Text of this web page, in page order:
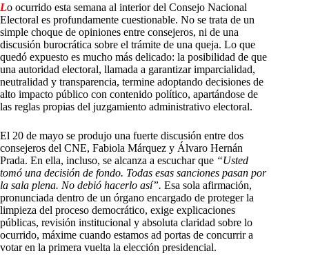
Lo ocurrido esta semana al interior del Consejo Nacional
Electoral es profundamente cuestionable. No se trata de un
simple choque de opiniones entre consejeros, ni de una
discusión burocrática sobre el trámite de una queja. Lo que
quedó expuesto es mucho más delicado: la posibilidad de que
una autoridad electoral, llamada a garantizar imparcialidad,
neutralidad y transparencia, termine adoptando decisiones de
alto impacto público con contenido político, apartándose de
las reglas propias del juzgamiento administrativo electoral.
El 20 de mayo se produjo una fuerte discusión entre dos
consejeros del CNE, Fabiola Márquez y Álvaro Hernán
Prada. En ella, incluso, se alcanza a escuchar que “Usted
tomó una decisión de fondo. Todas esas sanciones pasan por
la sala plena. No debió hacerlo así”. Esa sola afirmación,
pronunciada dentro de un órgano encargado de proteger la
limpieza del proceso democrático, exige explicaciones
públicas, revisión institucional y absoluta claridad sobre lo
ocurrido, máxime cuando estamos ad portas de concurrir a
votar en la primera vuelta la elección presidencial.